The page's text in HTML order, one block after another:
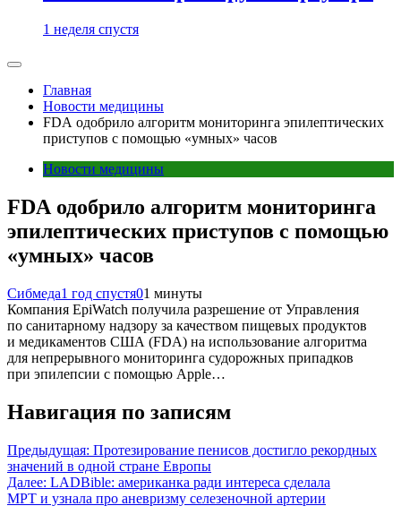
1 неделя спустя
Главная
Новости медицины
FDA одобрило алгоритм мониторинга эпилептических
приступов с помощью «умных» часов
Новости медицины
FDA одобрило алгоритм мониторинга
эпилептических приступов с помощью
«умных» часов
Сибмеда1 год спустя01 минуты
Компания EpiWatch получила разрешение от Управления
по санитарному надзору за качеством пищевых продуктов
и медикаментов США (FDA) на использование алгоритма
для непрерывного мониторинга судорожных припадков
при эпилепсии с помощью Apple…
Навигация по записям
Предыдущая: Протезирование пенисов достигло рекордных
значений в одной стране Европы
Далее: LADBible: американка ради интереса сделала
МРТ и узнала про аневризму селезеночной артерии